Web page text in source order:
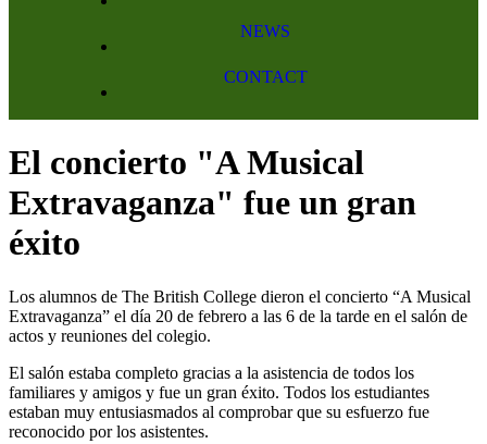
NEWS
CONTACT
El concierto "A Musical
Extravaganza" fue un gran
éxito
Los alumnos de The British College dieron el concierto “A Musical
Extravaganza” el día 20 de febrero a las 6 de la tarde en el salón de
actos y reuniones del colegio.
El salón estaba completo gracias a la asistencia de todos los
familiares y amigos y fue un gran éxito. Todos los estudiantes
estaban muy entusiasmados al comprobar que su esfuerzo fue
reconocido por los asistentes.